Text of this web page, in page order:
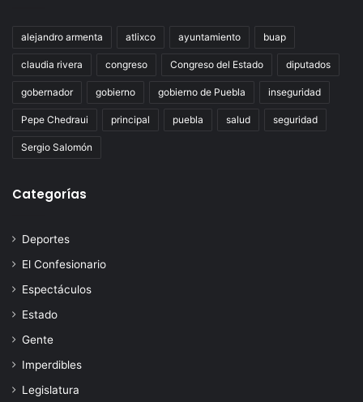
alejandro armenta atlixco ayuntamiento buap
claudia rivera congreso Congreso del Estado diputados
gobernador gobierno gobierno de Puebla inseguridad
Pepe Chedraui principal puebla salud seguridad
Sergio Salomón
Categorías
Deportes
El Confesionario
Espectáculos
Estado
Gente
Imperdibles
Legislatura